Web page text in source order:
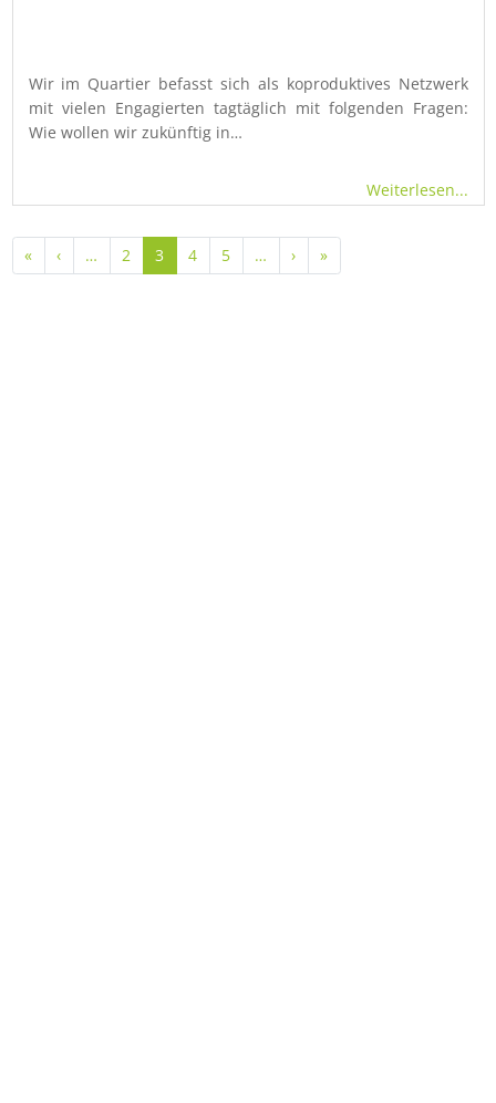
Wir im Quartier befasst sich als koproduktives Netzwerk
mit vielen Engagierten tagtäglich mit folgenden Fragen:
Wie wollen wir zukünftig in…
Weiterlesen...
Seitennummerierung
«Erste Seite
‹Vorherige Seite
… 2 3 4 5 … ›Nächste Seite
»Letzte Seite